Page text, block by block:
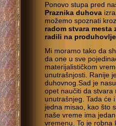
Ponovo stupa pred
Praznika duhova
možemo spoznati
radom stvara
radili na
Mi moramo tako da
da one u sve
materijalističkom
unutrašnjosti. Ranije
duhovnog.Sad je
opet naučiti da stvara
unutrašnjeg. Tada će
jedna misao, kao što
naše vreme ima
vremenu. To je robna